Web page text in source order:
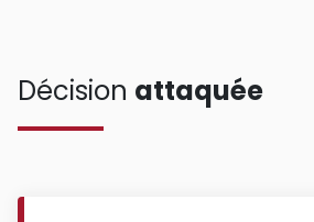
Décision attaquée